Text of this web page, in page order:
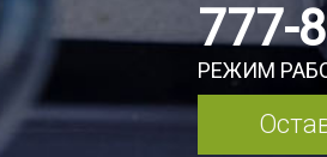
777-
РЕЖИМ